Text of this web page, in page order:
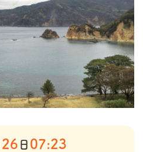
26 日 07:23